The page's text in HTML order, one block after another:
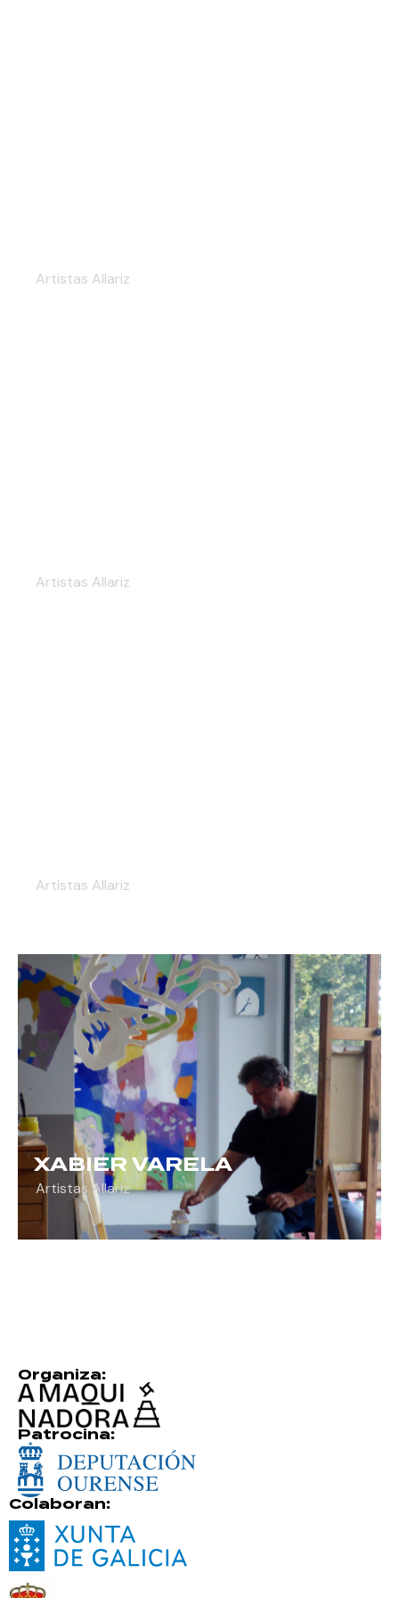
Artistas Allariz
Artistas Allariz
Artistas Allariz
XABIER VARELA
Artistas Allariz
Organiza:
Patrocina:
Colaboran: